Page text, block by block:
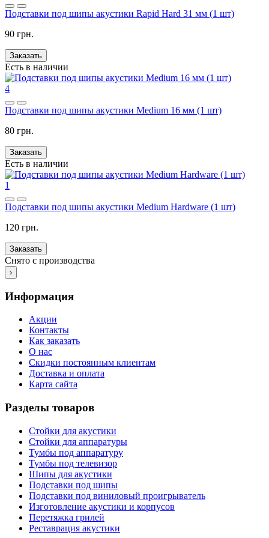
Подставки под шипы акустики Rapid Hard 31 мм (1 шт)
90 грн.
Заказать
Есть в наличии
4
Подставки под шипы акустики Medium 16 мм (1 шт)
80 грн.
Заказать
Есть в наличии
1
Подставки под шипы акустики Medium Hardware (1 шт)
120 грн.
Заказать
Снято с производства
›
Информация
Акции
Контакты
Как заказать
О нас
Скидки постоянным клиентам
Доставка и оплата
Карта сайта
Разделы товаров
Стойки для акустики
Стойки для аппаратуры
Тумбы под аппаратуру
Тумбы под телевизор
Шипы для акустики
Подставки под шипы
Подставки под виниловый проигрыватель
Изготовление акустики и корпусов
Перетяжка грилей
Реставрация акустики